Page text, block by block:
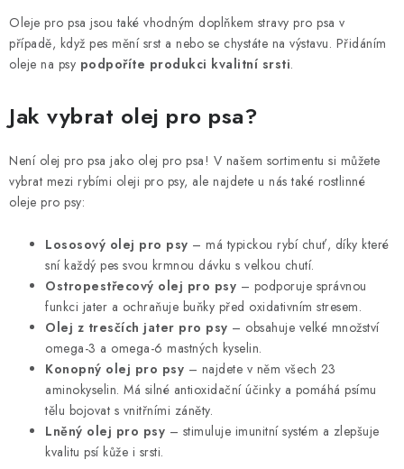
ý
p
i
u
Oleje pro psa jsou také vhodným doplňkem stravy pro psa v
případě, když pes mění srst a nebo se chystáte na výstavu. Přidáním
oleje na psy podpoříte produkci kvalitní srsti.
Jak vybrat olej pro psa?
Není olej pro psa jako olej pro psa! V našem sortimentu si můžete
vybrat mezi rybími oleji pro psy, ale najdete u nás také rostlinné
oleje pro psy:
Lososový olej pro psy – má typickou rybí chuť, díky které
sní každý pes svou krmnou dávku s velkou chutí.
Ostropestřecový olej pro psy – podporuje správnou
funkci jater a ochraňuje buňky před oxidativním stresem.
Olej z tresčích jater pro psy – obsahuje velké množství
omega-3 a omega-6 mastných kyselin.
Konopný olej pro psy – najdete v něm všech 23
aminokyselin. Má silné antioxidační účinky a pomáhá psímu
tělu bojovat s vnitřními záněty.
Lněný olej pro psy – stimuluje imunitní systém a zlepšuje
kvalitu psí kůže i srsti.